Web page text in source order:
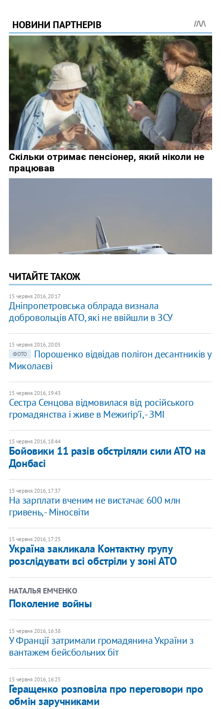
ЧИТАЙТЕ ТАКОЖ
15 червня 2016, 20:17
Дніпропетровська облрада визнала
добровольців АТО, які не ввійшли в ЗСУ
15 червня 2016, 20:05
ФОТО
Порошенко відвідав полігон десантників у
Миколаєві
15 червня 2016, 19:43
Сестра Сенцова відмовилася від російського
громадянства і живе в Межигір'ї, - ЗМІ
15 червня 2016, 18:44
Бойовики 11 разів обстріляли сили АТО на
Донбасі
15 червня 2016, 17:37
На зарплати вченим не вистачає 600 млн
гривень, - Міносвіти
15 червня 2016, 17:25
Україна закликала Контактну групу
розслідувати всі обстріли у зоні АТО
НАТАЛЬЯ ЕМЧЕНКО
Поколение войны
15 червня 2016, 16:38
У Франції затримали громадянина України з
вантажем бейсбольних біт
15 червня 2016, 16:25
Геращенко розповіла про переговори про
обмін заручниками